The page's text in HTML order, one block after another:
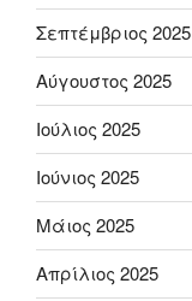
Σεπτέμβριος 2025
Αύγουστος 2025
Ιούλιος 2025
Ιούνιος 2025
Μάιος 2025
Απρίλιος 2025